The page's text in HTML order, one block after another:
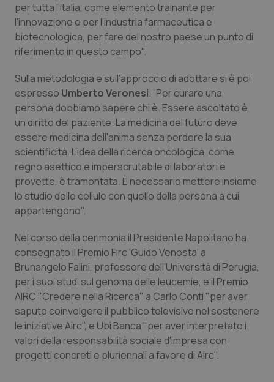
Sicilia
Toscana
Umbria
Valle D’Aosta
Veneto
Neuroscienze & patologie neurodegenerative
Obesità
Oftalmologia
Oncodermatologia
Oncoematologia
Oncologia & Nutrizione
Psoriasi & pelle
Quotidiano Cardiologia
Quotidiano Chirurgia
Quotidiano Oncologia
Quotidiano Pediatria
Rene & patologie urogenitali
per tutta l'Italia, come elemento trainante per
l'innovazione e per l'industria farmaceutica e
biotecnologica, per fare del nostro paese un punto di
riferimento in questo campo".
Sulla metodologia e sull’approccio di adottare si è poi
espresso Umberto Veronesi. “Per curare una
persona dobbiamo sapere chi è. Essere ascoltato è
un diritto del paziente. La medicina del futuro deve
essere medicina dell'anima senza perdere la sua
scientificità. L'idea della ricerca oncologica, come
regno asettico e imperscrutabile di laboratori e
provette, è tramontata. È necessario mettere insieme
lo studio delle cellule con quello della persona a cui
appartengono".
Nel corso della cerimonia il Presidente Napolitano ha
consegnato il Premio Firc ‘Guido Venosta’ a
Brunangelo Falini, professore dell'Università di Perugia,
per i suoi studi sul genoma delle leucemie, e il Premio
AIRC "Credere nella Ricerca" a Carlo Conti "per aver
saputo coinvolgere il pubblico televisivo nel sostenere
le iniziative Airc", e Ubi Banca "per aver interpretato i
valori della responsabilità sociale d'impresa con
progetti concreti e pluriennali a favore di Airc".